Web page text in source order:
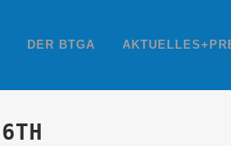
DER BTGA